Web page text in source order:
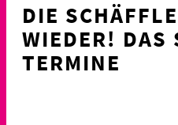
DIE
WIEDER! DAS
TERMINE